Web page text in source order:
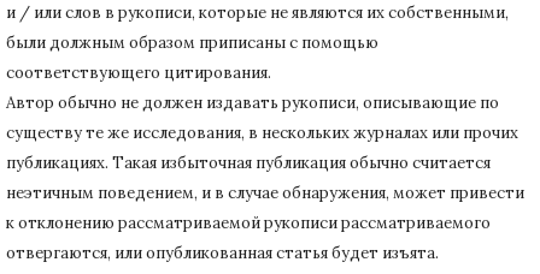
и / или слов в рукописи, которые не являются их собственными,
были должным образом приписаны с помощью
соответствующего цитирования.
Автор обычно не должен издавать рукописи, описывающие по
существу те же исследования, в нескольких журналах или прочих
публикациях. Такая избыточная публикация обычно считается
неэтичным поведением, и в случае обнаружения, может привести
к отклонению рассматриваемой рукописи рассматриваемого
отвергаются, или опубликованная статья будет изъята.